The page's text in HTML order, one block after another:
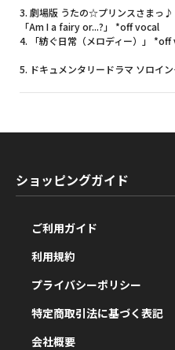
3. 劇場版 うたの☆プリンスさまっ♪
「Am I a fairy or...?」 *off vocal
4. 「紡ぐ日常（メロディー）」
5. ドキュメンタリードラマ ソロイ
ショッピングガイド
ご利用ガイド
利用規約
プライバシーポリシー
特定商取引法に基づく表記
会社概要